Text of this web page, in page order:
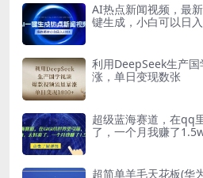
AI热点新闻视频，最
键生成，小白可以日
利用DeepSeek生产
涨，单日变现数张
超级蓝海赛道，在qq
了，一个月我赚了
超简单羊毛天花板(华